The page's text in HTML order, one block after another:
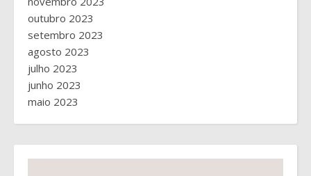
outubro 2023
setembro 2023
agosto 2023
julho 2023
junho 2023
maio 2023